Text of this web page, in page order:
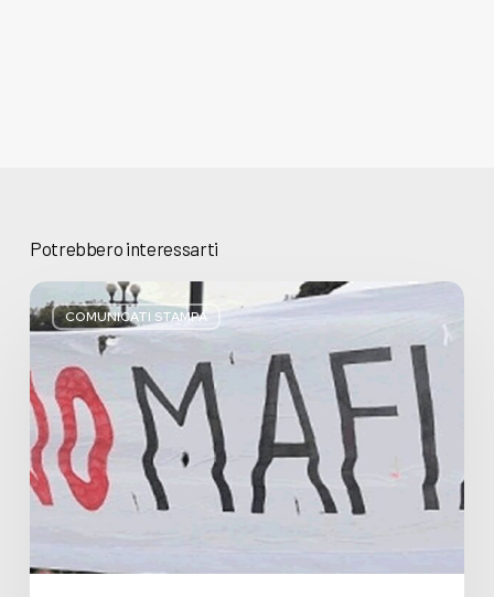
Potrebbero interessarti
COMUNICATI STAMPA
Basta
bugie,
Regione
Lombardia
pratica
l’antimafia
solo
a
parole